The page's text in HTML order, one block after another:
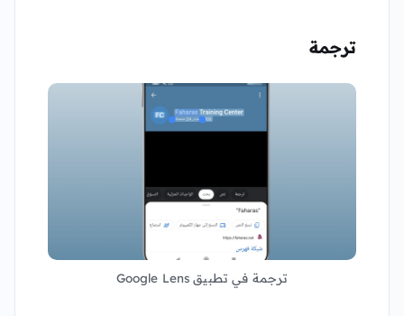
ترجمة
ترجمة في تطبيق Google Lens